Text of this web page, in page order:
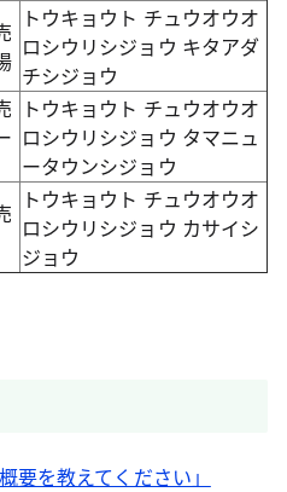
トウキョウト チュウオウオ
ロシウリシジョウ キタアダ
チシジョウ
トウキョウト チュウオウオ
ロシウリシジョウ タマニュ
ータウンシジョウ
トウキョウト チュウオウオ
ロシウリシジョウ カサイシ
ジョウ
要を教えてください」